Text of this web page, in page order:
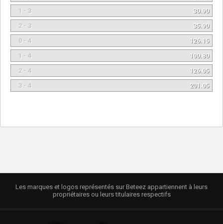
1 - 3
30.90
2 - 3
35.90
0 - 4
126.15
1 - 4
100.80
2 - 4
126.05
3 - 4
201.05
Les marques et logos représentés sur Beteez appartiennent à leurs
propriétaires ou leurs titulaires respectifs